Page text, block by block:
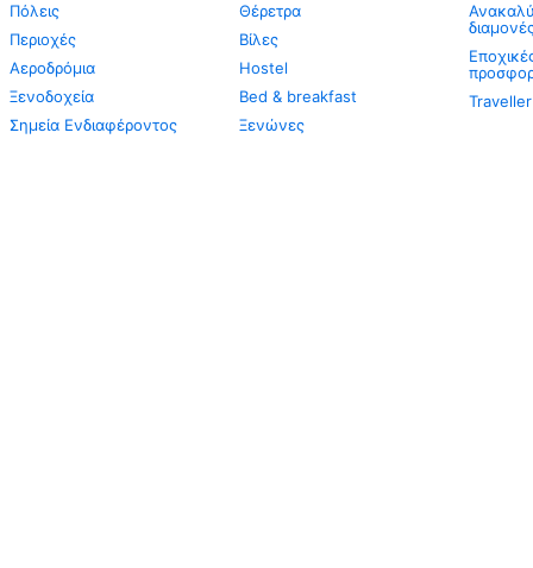
Πόλεις
Περιοχές
Αεροδρόμια
Ξενοδοχεία
Σημεία Ενδιαφέροντος
Θέρετρα
Βίλες
Hostel
Bed & breakfast
Ξενώνες